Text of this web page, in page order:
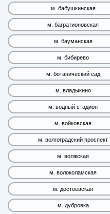
м. бабушкинская
м. багратионовская
м. бауманская
м. бибирево
м. ботанический сад
м. владыкино
м. водный стадион
м. войковская
м. волгоградский проспект
м. волжская
м. волоколамская
м. достоевская
м. дубровка